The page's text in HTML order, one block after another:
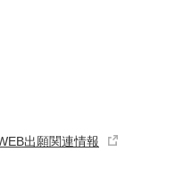
出願関連情報